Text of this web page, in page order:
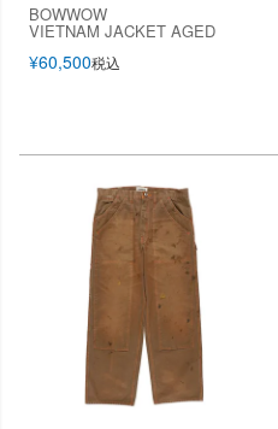
BOWWOW
VIETNAM JACKET AGED
¥60,500税込